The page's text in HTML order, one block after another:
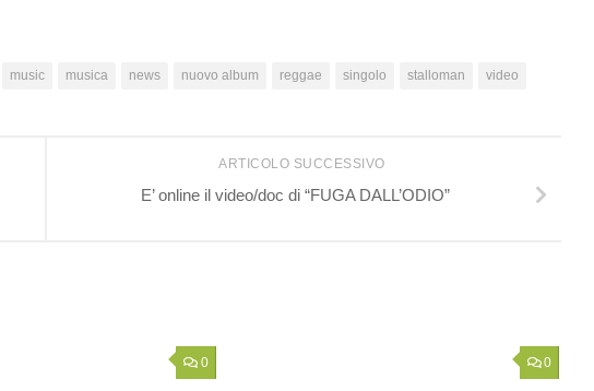
music musica news nuovo album reggae singolo stalloman video
ARTICOLO SUCCESSIVO
E’ online il video/doc di “FUGA DALL’ODIO”
0 0